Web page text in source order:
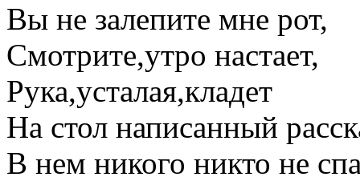
Вы не залепите мне рот,
Смотрите,утро настает,
Рука,усталая,кладет
На стол написанный
В нем никого никто не